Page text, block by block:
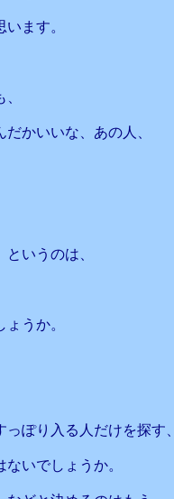
ます。
かいいな、あの人、
いうのは、
うか。
ぽり入る人だけを探す、
いでしょうか。